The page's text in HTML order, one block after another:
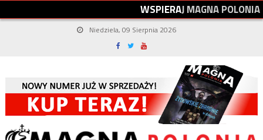
WSPIERAJMAGNAPOLONIA
Niedziela, 09 Sierpnia 2026